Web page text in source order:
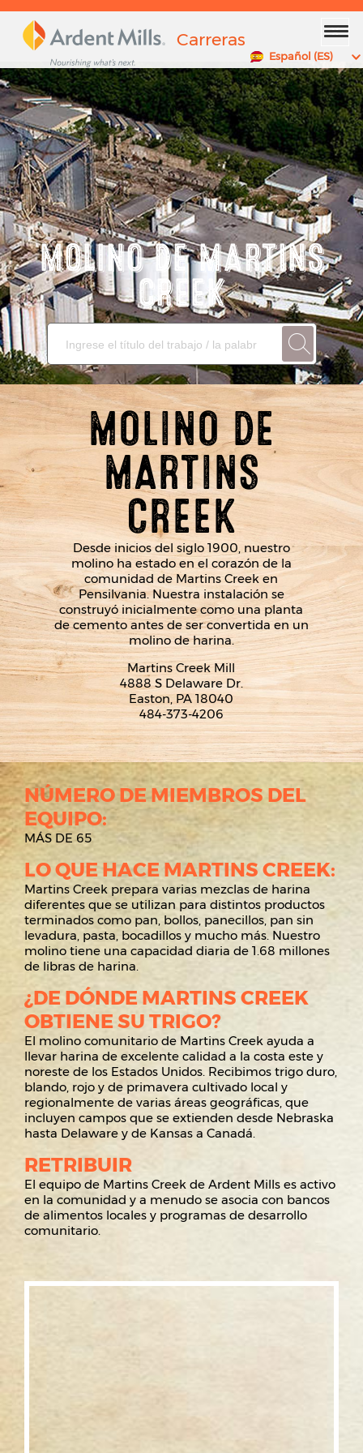
x
Carreras
Español (ES)
MOLINO DE MARTINS
CREEK
MOLINO DE
MARTINS
CREEK
Desde inicios del siglo 1900, nuestro
molino ha estado en el corazón de la
comunidad de Martins Creek en
Pensilvania. Nuestra instalación se
construyó inicialmente como una planta
de cemento antes de ser convertida en un
molino de harina.
Martins Creek Mill
4888 S Delaware Dr.
Easton, PA 18040
484-373-4206
NÚMERO DE MIEMBROS DEL
EQUIPO:
MÁS DE 65
LO QUE HACE MARTINS CREEK:
Martins Creek prepara varias mezclas de harina
diferentes que se utilizan para distintos productos
terminados como pan, bollos, panecillos, pan sin
levadura, pasta, bocadillos y mucho más. Nuestro
molino tiene una capacidad diaria de 1.68 millones
de libras de harina.
¿DE DÓNDE MARTINS CREEK
OBTIENE SU TRIGO?
El molino comunitario de Martins Creek ayuda a
llevar harina de excelente calidad a la costa este y
noreste de los Estados Unidos. Recibimos trigo duro,
blando, rojo y de primavera cultivado local y
regionalmente de varias áreas geográficas, que
incluyen campos que se extienden desde Nebraska
hasta Delaware y de Kansas a Canadá.
RETRIBUIR
El equipo de Martins Creek de Ardent Mills es activo
en la comunidad y a menudo se asocia con bancos
de alimentos locales y programas de desarrollo
comunitario.